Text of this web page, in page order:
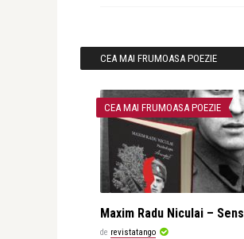
CEA MAI FRUMOASA POEZIE
CEA MAI FRUMOASA POEZIE
Maxim Radu Niculai – Sens
de revistatango